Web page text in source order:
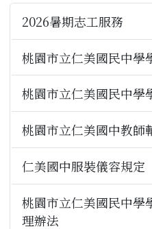
2026暑期志工服務
桃園市立仁美國民中學
桃園市立仁美國民中學
桃園市立仁美國中教師
仁美國中服裝儀容規定
桃園市立仁美國民中學
理辦法